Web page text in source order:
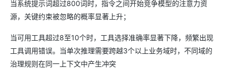
当系统提示词超过800词时，指令之间开始竞争模型的注意力资
源，关键约束被忽略的概率显著上升；
当可用工具超过8至10个时，工具选择准确率显著下降，频繁出现
工具调用错误。当单次推理需要跨越3个以上业务域时，不同域的
治理规则在同一上下文中产生冲突